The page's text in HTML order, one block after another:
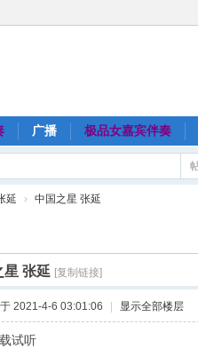
广播 极品女嘉宾伴奏
延 › 中国之星 张延
星 张延 [复制链接]
2021-4-6 03:01:06 显示全部楼层
试听